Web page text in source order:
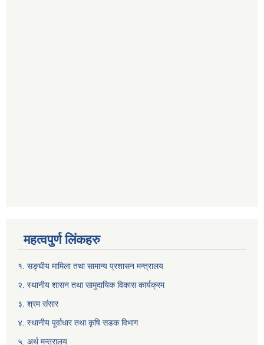
महत्वपुर्ण लिंकहरु
१. सङ्घीय मामिला तथा सामान्य प्रशासन मन्त्रालय
२. स्थानीय शासन तथा सामुदायिक विकास कार्यक्रम
३. श्रम संसार
४. स्थानीय पूर्वाधार तथा कृषि सडक विभाग
५. अर्थ मन्त्रालय